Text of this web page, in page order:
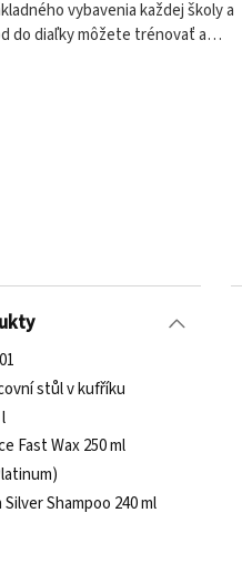
vybavenia každej školy a
do diaľky môžete trénovať a
stůl v kufříku
l
Fast Wax 250 ml
Shampoo 240 ml